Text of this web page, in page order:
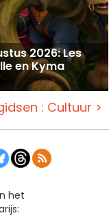
2026: Les
en Kyma
: Cultuur >
het